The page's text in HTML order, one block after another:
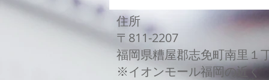
交換修理
住所
〒811-2207
福岡県糟屋郡志免町南里１
​※イオンモール福岡の近く